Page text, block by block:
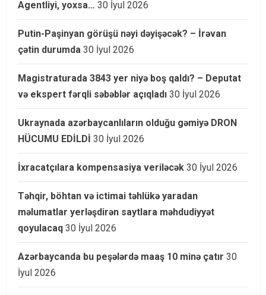
Agentliyi, yoxsa… 30 İyul 2026
Putin-Paşinyan görüşü nəyi dəyişəcək? – İrəvan
çətin durumda 30 İyul 2026
Magistraturada 3843 yer niyə boş qaldı? – Deputat
və ekspert fərqli səbəblər açıqladı 30 İyul 2026
Ukraynada azərbaycanlıların olduğu gəmiyə DRON
HÜCUMU EDİLDİ 30 İyul 2026
İxracatçılara kompensasiya veriləcək 30 İyul 2026
Təhqir, böhtan və ictimai təhlükə yaradan
məlumatlar yerləşdirən saytlara məhdudiyyət
qoyulacaq 30 İyul 2026
Azərbaycanda bu peşələrdə maaş 10 minə çatır 30
İyul 2026